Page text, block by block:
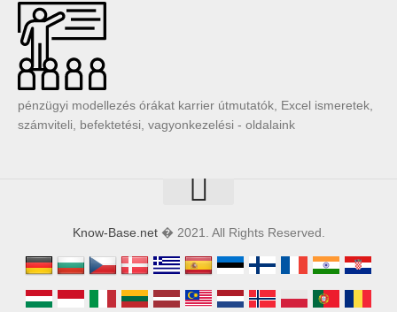
pénzügyi modellezés órákat karrier útmutatók, Excel ismeretek,
számviteli, befektetési, vagyonkezelési - oldalaink
Know-Base.net� 2021. All Rights Reserved.